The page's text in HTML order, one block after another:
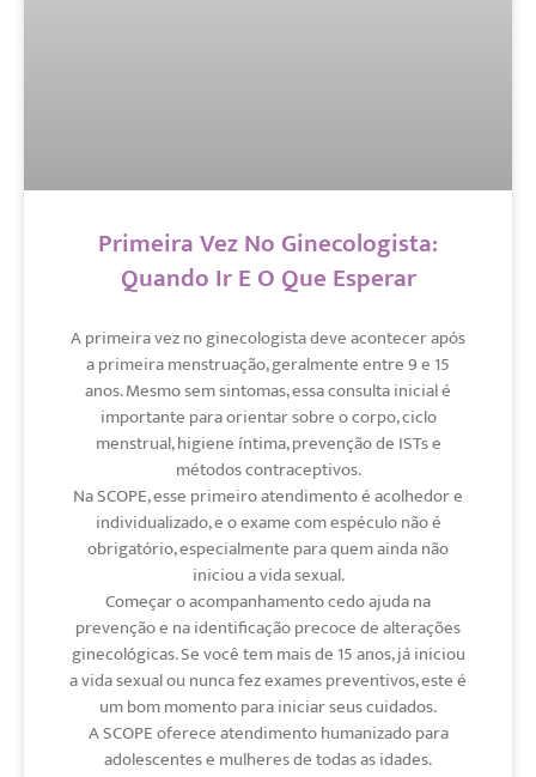
Primeira Vez No Ginecologista:
Quando Ir E O Que Esperar
A primeira vez no ginecologista deve acontecer após
a primeira menstruação, geralmente entre 9 e 15
anos. Mesmo sem sintomas, essa consulta inicial é
importante para orientar sobre o corpo, ciclo
menstrual, higiene íntima, prevenção de ISTs e
métodos contraceptivos.
Na SCOPE, esse primeiro atendimento é acolhedor e
individualizado, e o exame com espéculo não é
obrigatório, especialmente para quem ainda não
iniciou a vida sexual.
Começar o acompanhamento cedo ajuda na
prevenção e na identificação precoce de alterações
ginecológicas. Se você tem mais de 15 anos, já iniciou
a vida sexual ou nunca fez exames preventivos, este é
um bom momento para iniciar seus cuidados.
A SCOPE oferece atendimento humanizado para
adolescentes e mulheres de todas as idades.